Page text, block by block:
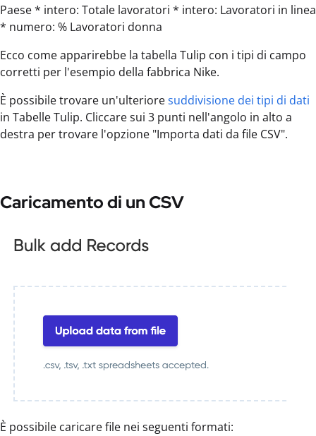
Paese * intero: Totale lavoratori * intero: Lavoratori in linea
* numero: % Lavoratori donna
Ecco come apparirebbe la tabella Tulip con i tipi di campo
corretti per l'esempio della fabbrica Nike.
È possibile trovare un'ulterioresuddivisione dei tipi di dati
in Tabelle Tulip. Cliccare sui 3 punti nell'angolo in alto a
destra per trovare l'opzione "Importa dati da file CSV".
Caricamento di un CSV
È possibile caricare file nei seguenti formati: